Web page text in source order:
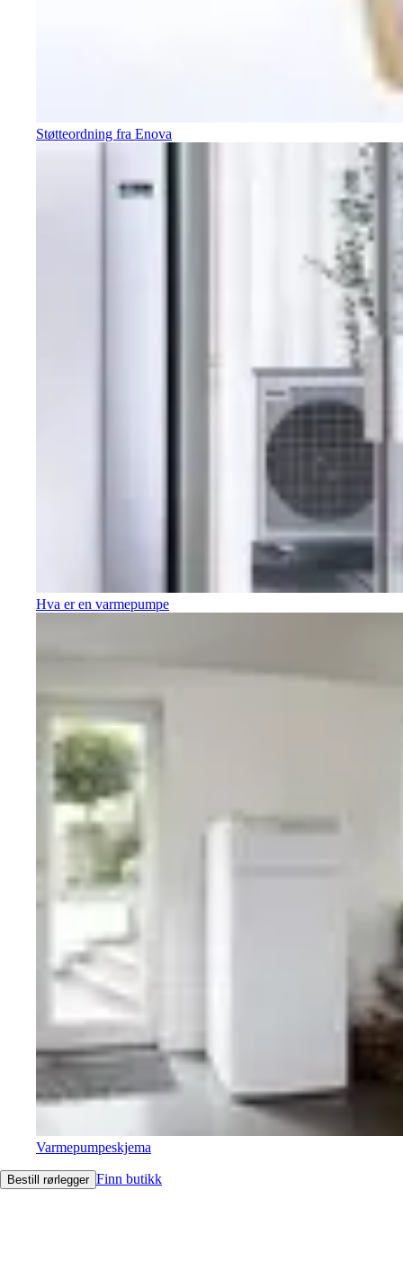
Støtteordning fra Enova
Hva er en varmepumpe
Varmepumpeskjema
Bestill rørlegger Finn butikk